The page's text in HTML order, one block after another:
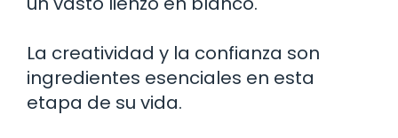
La creatividad y la confianza son
ingredientes esenciales en esta
etapa de su vida.